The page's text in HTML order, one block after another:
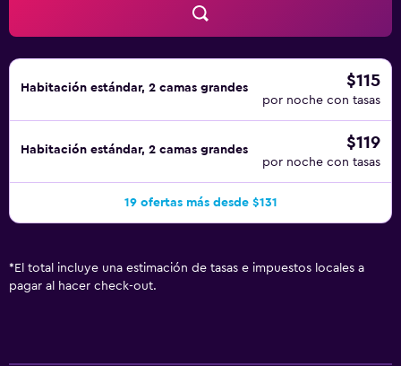
Habitación estándar, 2 camas grandes $115
por noche con tasas
Habitación estándar, 2 camas grandes $119
por noche con tasas
19 ofertas más desde $131
* El total incluye una estimación de tasas e impuestos locales a
pagar al hacer check-out.